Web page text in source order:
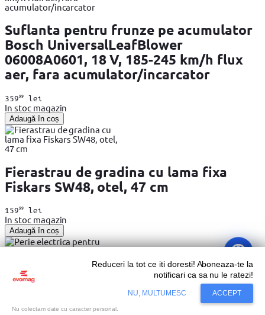
Suflanta pentru frunze pe acumulator
Bosch UniversalLeafBlower
06008A0601, 18 V, 185-245 km/h flux
aer, fara acumulator/incarcator
35999lei
In stoc magazin
Adaugă în coș
Fierastrau de gradina cu lama fixa
Fiskars SW48, otel, 47 cm
15999lei
In stoc magazin
Adaugă în coș
Perie electrica pentru buruieni
Reduceri la tot ce iti doresti! Aboneaza-te la
notificari ca sa nu le ratezi!
NU, MULTUMESC ACCEPT
Nu colectam date cu caracter personal.